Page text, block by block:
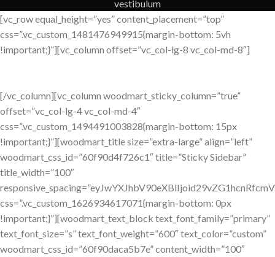
vestibulum
[vc_row equal_height=”yes” content_placement=”top”
css=”.vc_custom_1481476949915{margin-bottom: 5vh
!important;}”][vc_column offset=”vc_col-lg-8 vc_col-md-8″]
[/vc_column][vc_column woodmart_sticky_column=”true”
offset=”vc_col-lg-4 vc_col-md-4″
css=”.vc_custom_1494491003828{margin-bottom: 15px
!important;}”][woodmart_title size=”extra-large” align=”left”
woodmart_css_id=”60f90d4f726c1″ title=”Sticky Sidebar”
title_width=”100″
css=”.vc_custom_1626934617071{margin-bottom: 0px
!important;}”][woodmart_text_block text_font_family=”primary”
text_font_size=”s” text_font_weight=”600″ text_color=”custom”
woodmart_css_id=”60f90daca5b7e” content_width=”100″